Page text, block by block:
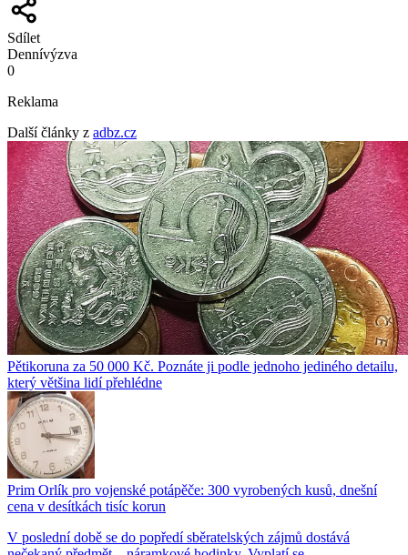
Sdílet
Dennívýzva
0
Reklama
Další články z adbz.cz
Pětikoruna za 50 000 Kč. Poznáte ji podle jednoho jediného detailu,
který většina lidí přehlédne
Prim Orlík pro vojenské potápěče: 300 vyrobených kusů, dnešní
cena v desítkách tisíc korun
V poslední době se do popředí sběratelských zájmů dostává